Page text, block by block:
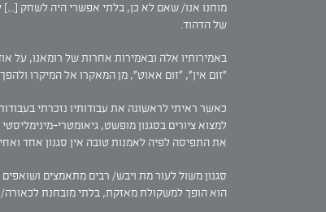
מוחנו אנו/ שאם לא כן, בלתי אפשרי היה לשחק [...]
של הדהוד.
באמירותיו אלה ובאמירות אחרות של רומאנו, על
"זום אין", "זום אאוט", מן המאקרו אל המיקרו
למצוא ציורים בסגנון מופשט, גיאומטרי-
את התפיסה לפיה לאמנות טובה אין סגנון אחד
סגנון משול לעור מת ויבש/ רבים מתאמצים
הוא הופך למשקולת מאזקת, בלתי מובחנת